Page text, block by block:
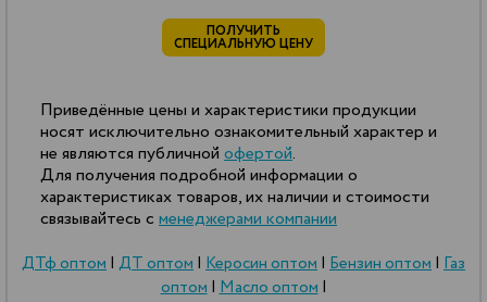
ПОЛУЧИТЬ
СПЕЦИАЛЬНУЮ ЦЕНУ
Приведённые цены и характеристики продукции
носят исключительно ознакомительный характер и
не являются публичной офертой.
Для получения подробной информации о
характеристиках товаров, их наличии и стоимости
связывайтесь с менеджерами компании
ДТф оптом| ДТ оптом| Керосин оптом| Бензин оптом| Газ
оптом|Масло оптом|